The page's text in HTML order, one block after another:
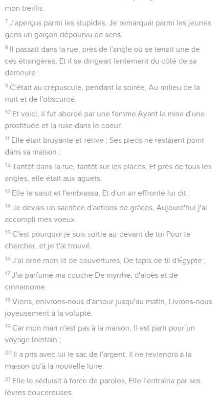
mon treillis.
7 J'aperçus parmi les stupides, Je remarquai parmi les jeunes
gens un garçon dépourvu de sens.
8 Il passait dans la rue, près de l'angle où se tenait une de
ces étrangères, Et il se dirigeait lentement du côté de sa
demeure :
9 C'était au crépuscule, pendant la soirée, Au milieu de la
nuit et de l'obscurité.
10 Et voici, il fut abordé par une femme Ayant la mise d'une
prostituée et la ruse dans le coeur.
11 Elle était bruyante et rétive ; Ses pieds ne restaient point
dans sa maison ;
12 Tantôt dans la rue, tantôt sur les places, Et près de tous les
angles, elle était aux aguets.
13 Elle le saisit et l'embrassa, Et d'un air effronté lui dit :
14 Je devais un sacrifice d'actions de grâces, Aujourd'hui j'ai
accompli mes voeux.
15 C'est pourquoi je suis sortie au-devant de toi Pour te
chercher, et je t'ai trouvé.
16 J'ai orné mon lit de couvertures, De tapis de fil d'Égypte ;
17 J'ai parfumé ma couche De myrrhe, d'aloès et de
cinnamome.
18 Viens, enivrons-nous d'amour jusqu'au matin, Livrons-nous
joyeusement à la volupté.
19 Car mon mari n'est pas à la maison, Il est parti pour un
voyage lointain ;
20 Il a pris avec lui le sac de l'argent, Il ne reviendra à la
maison qu'à la nouvelle lune.
21 Elle le séduisit à force de paroles, Elle l'entraîna par ses
lèvres doucereuses.